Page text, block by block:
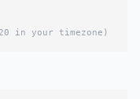
in your timezone)